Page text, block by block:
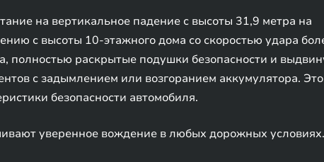
на вертикальное падение с высоты 31,9 метра на
с высоты 10-этажного дома со скоростью удара
полностью раскрытые подушки безопасности и
с задымлением или возгоранием аккумулятора. Это
безопасности автомобиля.
уверенное вождение в любых дорожных условиях.